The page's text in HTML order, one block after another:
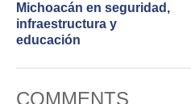
Michoacán en seguridad,
infraestructura y
educación
COMMENTS